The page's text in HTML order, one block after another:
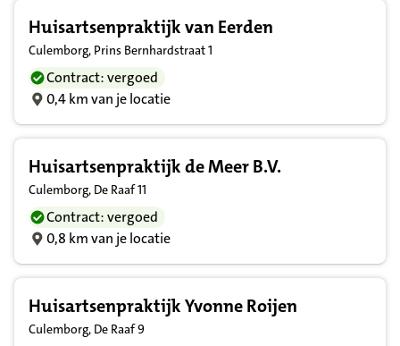
Huisartsenpraktijk van Eerden
Culemborg, Prins Bernhardstraat 1
Contract: vergoed
0,4 km van je locatie
Huisartsenpraktijk de Meer B.V.
Culemborg, De Raaf 11
Contract: vergoed
0,8 km van je locatie
Huisartsenpraktijk Yvonne Roijen
Culemborg, De Raaf 9